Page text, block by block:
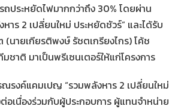
ถประหยัดไฟมากกว่าถึง 30% โดยผ่าน
าร 2 เปลี่ยนใหม่ ประหยัดชัวร์” และได้รับ
(นายเกียรติพงษ์ รัชตเกรียงไกร) โค้ช
าติ มาเป็นพรีเซนเตอร์ให้แก่โครงการ
รงค์แคมเปญ “รวมพลังหาร 2 เปลี่ยนใหม่
อเนื่องร่วมกับผู้ประกอบการ ผู้แทนจำหน่าย